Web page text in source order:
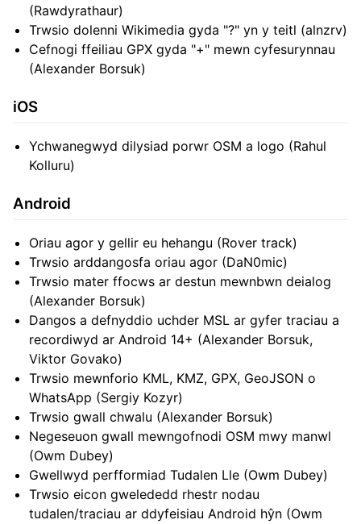
(Rawdyrathaur)
Trwsio dolenni Wikimedia gyda "?" yn y teitl (alnzrv)
Cefnogi ffeiliau GPX gyda "+" mewn cyfesurynnau
(Alexander Borsuk)
iOS
Ychwanegwyd dilysiad porwr OSM a logo (Rahul
Kolluru)
Android
Oriau agor y gellir eu hehangu (Rover track)
Trwsio arddangosfa oriau agor (DaN0mic)
Trwsio mater ffocws ar destun mewnbwn deialog
(Alexander Borsuk)
Dangos a defnyddio uchder MSL ar gyfer traciau a
recordiwyd ar Android 14+ (Alexander Borsuk,
Viktor Govako)
Trwsio mewnforio KML, KMZ, GPX, GeoJSON o
WhatsApp (Sergiy Kozyr)
Trwsio gwall chwalu (Alexander Borsuk)
Negeseuon gwall mewngofnodi OSM mwy manwl
(Owm Dubey)
Gwellwyd perfformiad Tudalen Lle (Owm Dubey)
Trwsio eicon gwelededd rhestr nodau
tudalen/traciau ar ddyfeisiau Android hŷn (Owm